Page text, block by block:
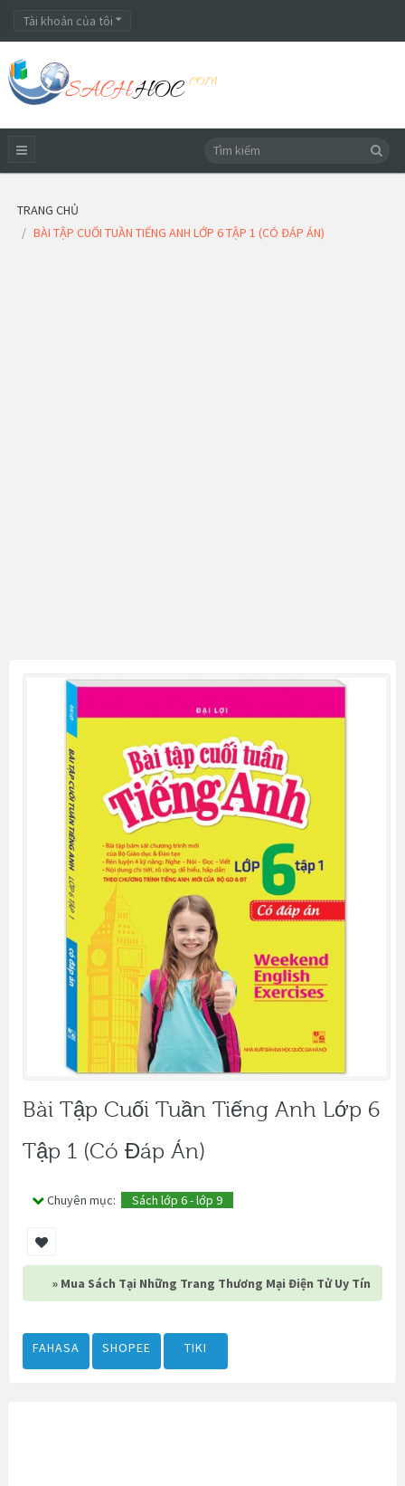
Tài khoản của tôi
TRANG CHỦ
BÀI TẬP CUỐI TUẦN TIẾNG ANH LỚP 6 TẬP 1 (CÓ ĐÁP ÁN)
Bài Tập Cuối Tuần Tiếng Anh Lớp 6
Tập 1 (có Đáp Án)
Chuyên mục: Sách lớp 6 - lớp 9
» Mua Sách Tại Những Trang Thương Mại Điện Tử Uy Tín
FAHASA SHOPEE TIKI